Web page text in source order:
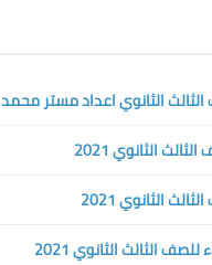
الثانوي اعداد مستر محمد
الثانوي 2021
الثانوي 2021
الثالث الثانوي 2021